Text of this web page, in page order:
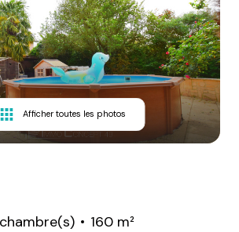
Afficher toutes les photos
160 m²